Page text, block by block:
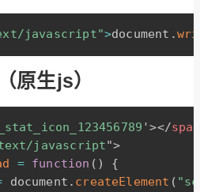
javascript">document .
原生js）
'></span
javascript">
= function ( )
{
document . createElement (